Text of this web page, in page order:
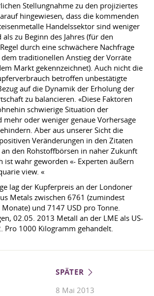
Stellungnahme zu den projiziertes
hingewiesen, dass die kommenden
Handelssektor sind weniger
zu Beginn des Jahres (für den
durch eine schwächere Nachfrage
traditionellen Anstieg der Vorräte
Markt gekennzeichnet). Auch nicht die
betroffen unbestätigte
auf die Dynamik der Erholung der
zu balancieren. «Diese Faktoren
schwierige Situation der
mehr oder weniger genaue Vorhersage
Aber aus unserer Sicht die
Veränderungen in den Zitaten
den Rohstoffbörsen in naher Zukunft
ist wahr geworden «- Experten äußern
view. «
lag der Kupferpreis an der Londoner
Metals zwischen 6761 (zumindest
und 7147 USD pro Tonne.
02.05. 2013 Metall an der LME als US-
Pro 1000 Kilogramm gehandelt.
SPÄTER
8 Mai 2013